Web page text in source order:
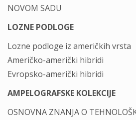
NOVOM SADU
LOZNE PODLOGE
Lozne podloge iz američkih vrsta
Američko-američki hibridi
Evropsko-američki hibridi
AMPELOGRAFSKE KOLEKCIJE
OSNOVNA ZNANJA O